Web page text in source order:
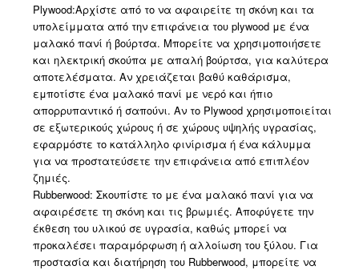
Plywood:Αρχίστε από το να αφαιρείτε τη σκόνη και τα
υπολείμματα από την επιφάνεια του plywood με ένα
μαλακό πανί ή βούρτσα. Μπορείτε να χρησιμοποιήσετε
και ηλεκτρική σκούπα με απαλή βούρτσα, για καλύτερα
αποτελέσματα. Αν χρειάζεται βαθύ καθάρισμα,
εμποτίστε ένα μαλακό πανί με νερό και ήπιο
απορρυπαντικό ή σαπούνι. Αν το Plywood χρησιμοποιείται
σε εξωτερικούς χώρους ή σε χώρους υψηλής υγρασίας,
εφαρμόστε το κατάλληλο φινίρισμα ή ένα κάλυμμα
για να προστατεύσετε την επιφάνεια από επιπλέον
ζημιές.
Rubberwood: Σκουπίστε το με ένα μαλακό πανί για να
αφαιρέσετε τη σκόνη και τις βρωμιές. Aποφύγετε την
έκθεση του υλικού σε υγρασία, καθώς μπορεί να
προκαλέσει παραμόρφωση ή αλλοίωση του ξύλου. Για
προστασία και διατήρηση του Rubberwood, μπορείτε να